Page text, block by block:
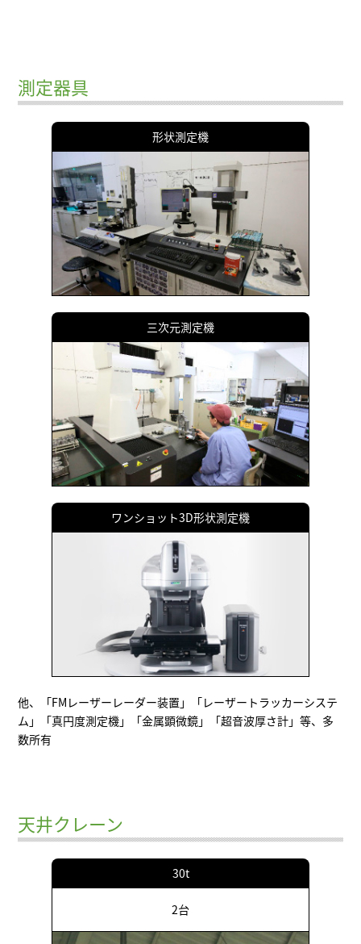
測定器具
形状測定機
三次元測定機
ワンショット3D形状測定機
他、「FMレーザーレーダー装置」「レーザートラッカーシステ
ム」「真円度測定機」「金属顕微鏡」「超音波厚さ計」等、多
数所有
天井クレーン
30t
2台